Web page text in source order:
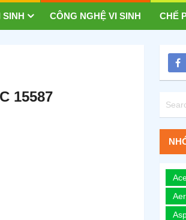
SINH CÔNG NGHỆ VI SINH CHẾ
15587